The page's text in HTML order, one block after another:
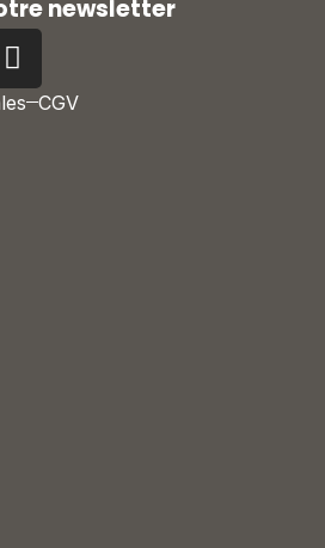
newsletter
CGV